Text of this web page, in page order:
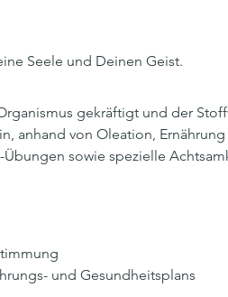
Seele und Deinen Geist.
gekräftigt und der
anhand von Oleation,
Übungen sowie spezielle
und Gesundheitsplans